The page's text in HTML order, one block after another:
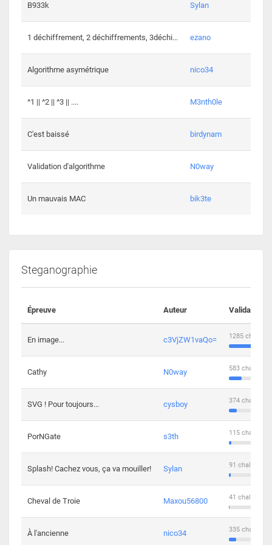
B933k Sylan
1 déchiffrement, 2 déchiffrements, 3déchi... ezano
Algorithme asymétrique nico34
^1 || ^2 || ^3 || .... M3nth0le
C'est baissé birdynam
Validation d'algorithme N0way
Un mauvais MAC bik3te
Steganographie
Épreuve Auteur Validations
En image... c3VjZW1vaQo= 1285
Cathy N0way 583
SVG ! Pour toujours... cysboy 374
PorNGate s3th 115
Splash! Cachez vous, ça va mouiller! Sylan 91
Cheval de Troie Maxou56800 41
À l'ancienne nico34 335